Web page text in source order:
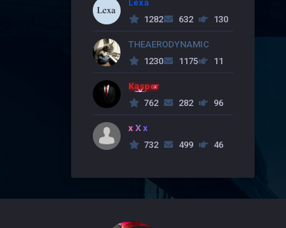
Lexa
1282
632 130
THEAERODYNAMIC
1230
1175 11
Kasper
762
282 96
x X x
732
499 46